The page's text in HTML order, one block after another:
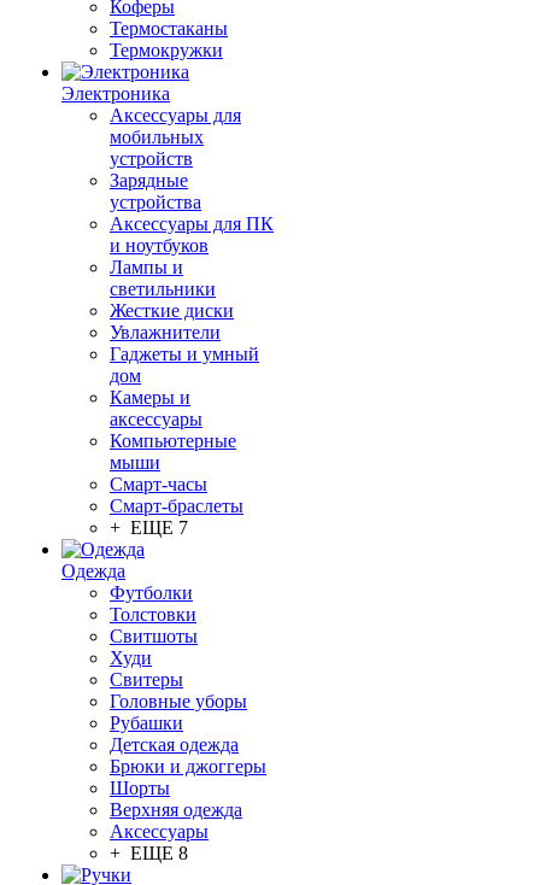
Коферы
Термостаканы
Термокружки
Электроника
Аксессуары для
мобильных
устройств
Зарядные
устройства
Аксессуары для ПК
и ноутбуков
Лампы и
светильники
Жесткие диски
Увлажнители
Гаджеты и умный
дом
Камеры и
аксессуары
Компьютерные
мыши
Смарт-часы
Смарт-браслеты
+ ЕЩЕ 7
Одежда
Футболки
Толстовки
Свитшоты
Худи
Свитеры
Головные уборы
Рубашки
Детская одежда
Брюки и джоггеры
Шорты
Верхняя одежда
Аксессуары
+ ЕЩЕ 8